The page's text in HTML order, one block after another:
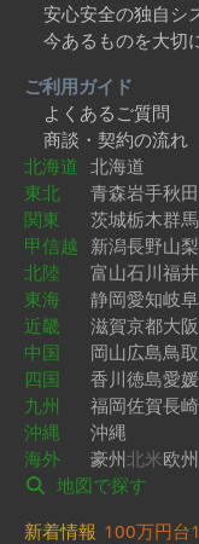
安心安全の独自シ
今あるものを大切
ご利用ガイド
よくあるご質問
商談・契約の流れ
北海道 北海道
東北
青森岩手秋田
関東
茨城栃木群馬
甲信越 新潟長野山梨
北陸
富山石川福井
東海
静岡愛知岐阜
近畿
滋賀京都大阪
中国
岡山広島鳥取
四国
香川徳島愛媛
九州
福岡佐賀長崎
沖縄
沖縄
海外
豪州北米欧州
地図で探す
新着情報 100万円台